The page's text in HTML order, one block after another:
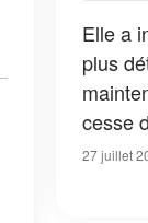
Elle a
plus
cesse
27 juillet